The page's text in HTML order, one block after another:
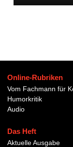
Online-Rubriken
Vom Fachmann für
Humorkritik
Audio
Das Heft
Aktuelle Ausgabe